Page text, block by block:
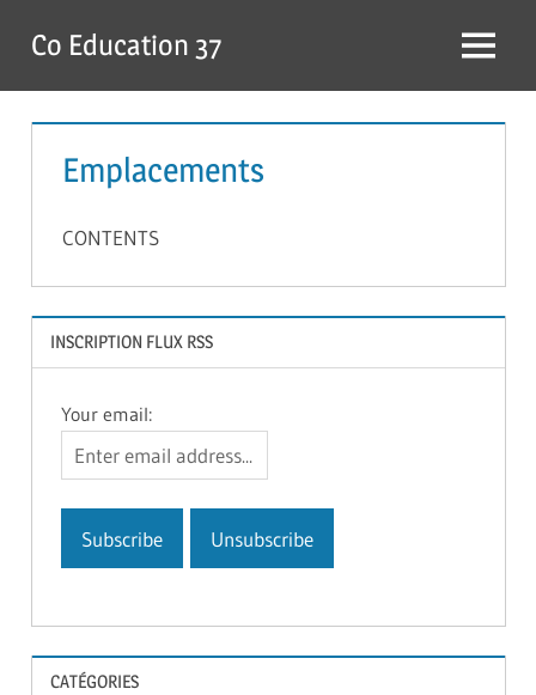
content
Co Education 37 Menu
Emplacements
CONTENTS
INSCRIPTION FLUX RSS
Your email:
CATÉGORIES